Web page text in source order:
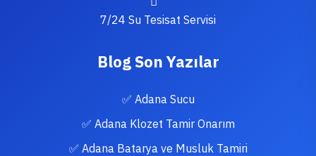
7/24 Su Tesisat Servisi
Blog Son Yazılar
✅ Adana Sucu
✅ Adana Klozet Tamir Onarım
✅ Adana Batarya ve Musluk Tamiri